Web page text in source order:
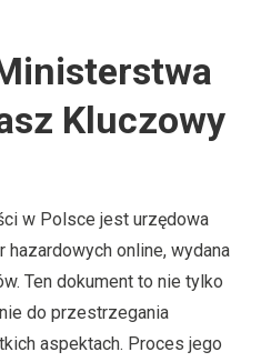
Kluczowy
w Polsce jest urzędowa
hazardowych online, wydana
Ten dokument to nie tylko
do przestrzegania
aspektach. Proces jego